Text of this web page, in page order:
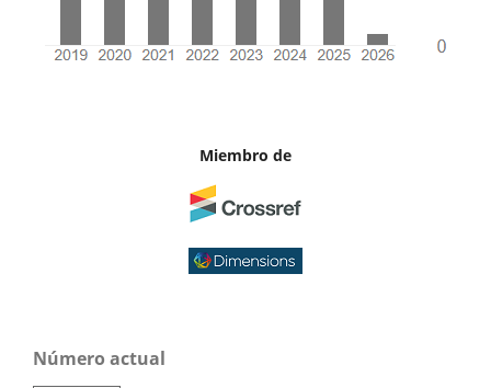
Miembro de
Número actual